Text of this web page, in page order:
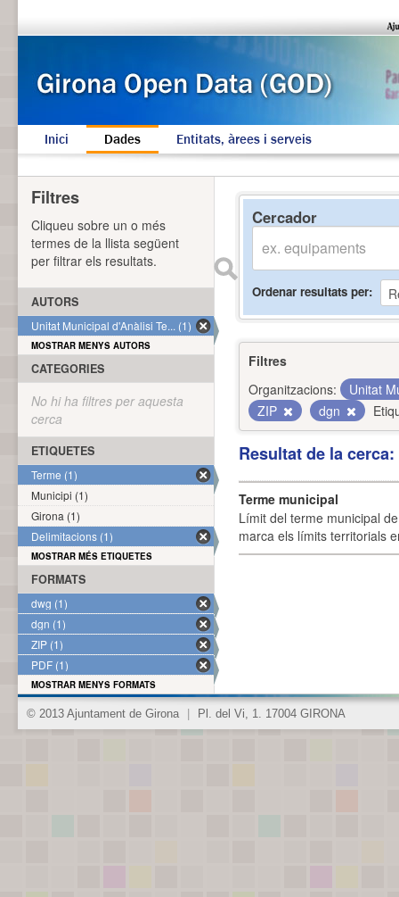
Inici Dades Entitats, àrees i serveis
Cercador
Ordenar resultats per
Filtres
Organitzacions:
Unitat
ZIP
dgn
Resultat de la
Terme municipal
Límit del terme municipal
marca els límits territorials
Filtres
Cliqueu sobre un o més
termes de la llista següent
per filtrar els resultats.
AUTORS
Unitat Municipal d'Anàlisi Te... (1)
MOSTRAR MENYS AUTORS
CATEGORIES
No hi ha filtres per aquesta
cerca
ETIQUETES
Terme (1)
Municipi (1)
Girona (1)
Delimitacions (1)
MOSTRAR MÉS ETIQUETES
FORMATS
dwg (1)
dgn (1)
ZIP (1)
PDF (1)
MOSTRAR MENYS FORMATS
© 2013 Ajuntament de Girona Pl. del Vi, 1. 17004 GIRONA